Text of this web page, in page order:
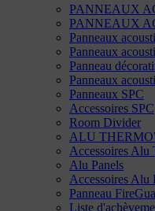
PANNEAUX
PANNEAUX
Panneaux
Panneaux
Panneau
Panneaux
Panneaux SPC
Accessoires SPC
Room Divider
ALU
Accessoires Alu
Alu Panels
Accessoires Alu
Panneau
Liste